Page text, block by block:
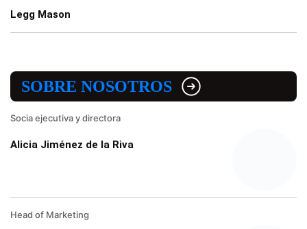
Legg Mason
SOBRE NOSOTROS
Socia ejecutiva y directora
Alicia Jiménez de la Riva
Head of Marketing